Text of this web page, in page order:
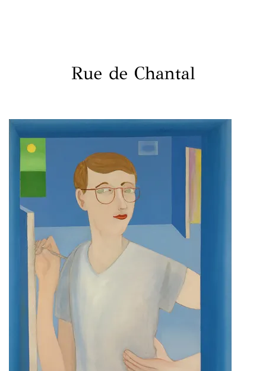
Rue de Chantal